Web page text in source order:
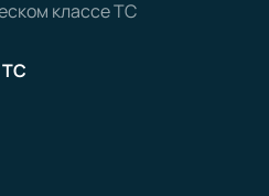
классе ТС